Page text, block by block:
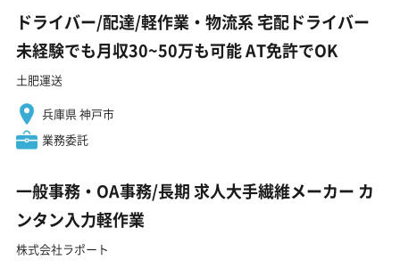
ドライバー/配達/軽作業・物流系 宅配ドライバー
未経験でも月収30~50万も可能 AT免許でOK
土肥運送
兵庫県 神戸市
業務委託
一般事務・OA事務/長期 求人大手繊維メーカー カ
ンタン入力軽作業
株式会社ラポート